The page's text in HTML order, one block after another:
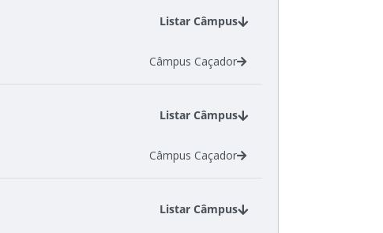
Listar Câmpus
Câmpus Caçador
Listar Câmpus
Câmpus Caçador
Listar Câmpus